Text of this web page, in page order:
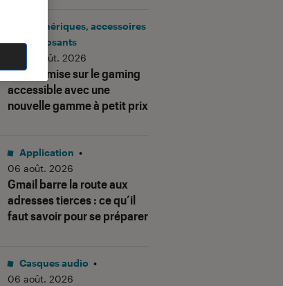
Corsair mise sur le gaming
accessible avec une
nouvelle gamme à petit prix
Périphériques, accessoires
et composants
06 août. 2026
Gmail barre la route aux
adresses tierces : ce qu’il
faut savoir pour se préparer
Application •
06 août. 2026
Casques audio •
06 août. 2026